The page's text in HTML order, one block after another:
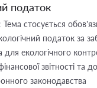
податок
Тема стосується
податок за
екологічного
звітності та
законодавства